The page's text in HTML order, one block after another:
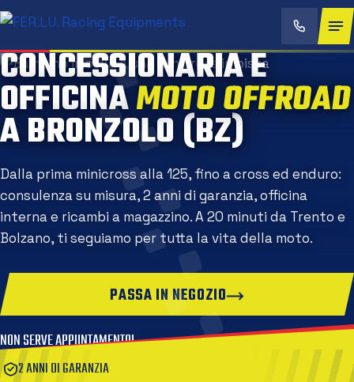
CONCESSIONARIA E
OFFICINAMOTO OFFROAD
A BRONZOLO (BZ)
Dalla prima minicross alla 125, fino a cross ed enduro:
consulenza su misura, 2 anni di garanzia, officina
interna e ricambi a magazzino. A 20 minuti da Trento e
Bolzano, ti seguiamo per tutta la vita della moto.
PASSA IN NEGOZIO
NON SERVE APPUNTAMENTO!
2 ANNI DI GARANZIA